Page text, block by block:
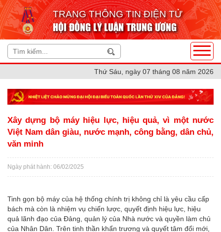
TRANG THÔNG TIN ĐIỆN TỬ
HỘI ĐỒNG LÝ LUẬN TRUNG ƯƠNG
Thứ Sáu, ngày 07 tháng 08 năm 2026
Xây dựng bộ máy hiệu lực, hiệu quả, vì một nước
Việt Nam dân giàu, nước mạnh, công bằng, dân chủ,
văn minh
Ngày phát hành: 06/02/2025
Tinh gọn bộ máy của hệ thống chính trị không chỉ là yêu cầu cấp
bách mà còn là nhiệm vụ chiến lược, quyết định hiệu lực, hiệu
quả lãnh đạo của Đảng, quản lý của Nhà nước và quyền làm chủ
của Nhân Dân. Trên tinh thần khẩn trương và quyết tâm đổi mới,